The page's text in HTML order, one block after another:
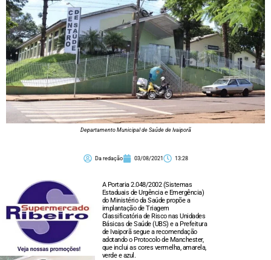
Departamento Municipal de Saúde de Ivaiporã
Da redação 03/08/2021 13:28
A Portaria 2.048/2002 (Sistemas
Estaduais de Urgência e Emergência)
do Ministério da Saúde propõe a
implantação de Triagem
Classificatória de Risco nas Unidades
Básicas de Saúde (UBS) e a Prefeitura
de Ivaiporã segue a recomendação
adotando o Protocolo de Manchester,
que inclui as cores vermelha, amarela,
verde e azul.